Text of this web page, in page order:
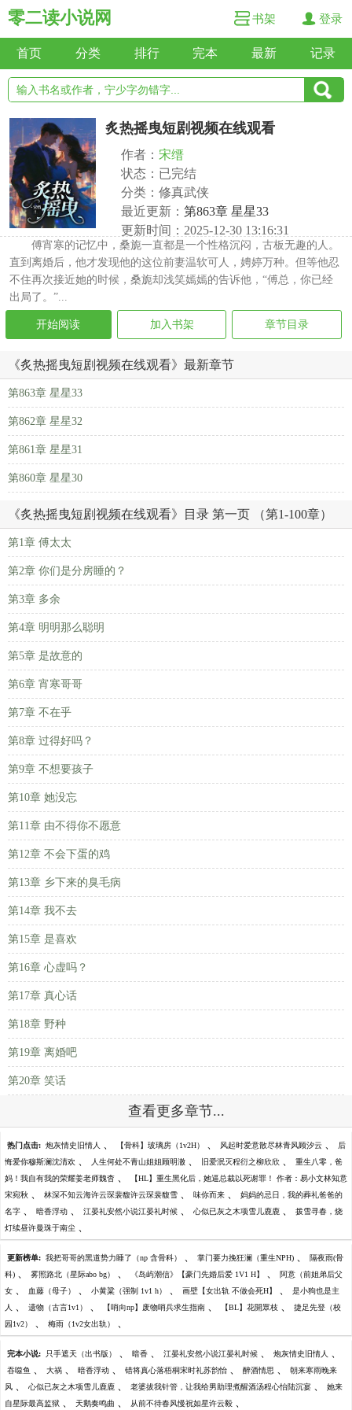
零二读小说网 书架 登录
首页 分类 排行 完本 最新 记录
炙热摇曳短剧视频在线观看
作者： 宋缙
状态：已完结
分类：修真武侠
最近更新： 第863章 星星33
更新时间：2025-12-30 13:16:31
傅宵寒的记忆中，桑旎一直都是一个性格沉闷，古板无趣的人。
直到离婚后，他才发现他的这位前妻温软可人，娉婷万种。但等他忍
不住再次接近她的时候，桑旎却浅笑嫣嫣的告诉他，“傅总，你已经
出局了。”...
开始阅读 加入书架 章节目录
《炙热摇曳短剧视频在线观看》最新章节
第863章 星星33
第862章 星星32
第861章 星星31
第860章 星星30
《炙热摇曳短剧视频在线观看》目录 第一页 （第1-100章）
第1章 傅太太
第2章 你们是分房睡的？
第3章 多余
第4章 明明那么聪明
第5章 是故意的
第6章 宵寒哥哥
第7章 不在乎
第8章 过得好吗？
第9章 不想要孩子
第10章 她没忘
第11章 由不得你不愿意
第12章 不会下蛋的鸡
第13章 乡下来的臭毛病
第14章 我不去
第15章 是喜欢
第16章 心虚吗？
第17章 真心话
第18章 野种
第19章 离婚吧
第20章 笑话
查看更多章节...
热门点击: 炮灰情史旧情人 、 【骨科】玻璃房（1v2H） 、 风起时爱意散尽林青风顾汐云 、 后
悔爱你穆斯澜沈清欢 、 人生何处不青山姐姐顾明澈 、 旧爱泯灭程衍之柳欣欣 、 重生八零，爸
妈！我自有我的荣耀姜老师魏杳 、 【HL】重生黑化后，她逼总裁以死谢罪！ 作者：易小文林知意
宋宛秋 、 林深不知云海许云琛裴馥许云琛裴馥雪 、 味你而来 、 妈妈的忌日，我的葬礼爸爸的
名字 、 暗香浮动 、 江晏礼安然小说江晏礼时候 、 心似已灰之木项雪儿鹿鹿 、 拨雪寻春，烧
灯续昼许曼珠于南尘 、
更新榜单: 我把哥哥的黑道势力睡了（np 含骨科） 、 掌门要力挽狂澜（重生NPH) 、 隔夜雨(骨
科) 、 雾照路北（星际abo bg） 、 《岛屿潮信》【豪门先婚后爱 1V1 H】 、 阿意（前姐弟后父
女 、 血藤（母子） 、 小黄粱（强制 1v1 h） 、 画壁【女出轨 不做会死H】 、 是小狗也是主
人 、 遗物（古言1v1） 、 【哨向np】废物哨兵求生指南 、 【BL】花開眾枝 、 捷足先登（校
园1v2） 、 梅雨（1v2女出轨） 、
完本小说: 只手遮天（出书版） 、 暗香 、 江晏礼安然小说江晏礼时候 、 炮灰情史旧情人 、
吞噬鱼 、 大祸 、 暗香浮动 、 错将真心落梧桐宋时礼苏韵怡 、 醉酒情思 、 朝来寒雨晚来
风 、 心似已灰之木项雪儿鹿鹿 、 老婆拔我针管，让我给男助理煮醒酒汤程心怡陆沉宴 、 她来
自星际最高监狱 、 天鹅奏鸣曲 、 从前不待春风慢祝如星许云毅 、